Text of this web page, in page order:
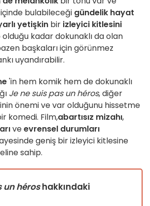
bulabileceği gündelik hayat
yetişkin bir izleyici kitlesini
kadar dokunaklı da olan
başkaları için görünmez
uyandırabilir.
'in hem komik hem de dokunaklı
Je ne suis pas un héros, diğer
önemi ve var olduğunu hissetme
komedi. Film,abartısız mizahı,
veevrensel durumları
geniş bir izleyici kitlesine
sahip.
un héroshakkındaki